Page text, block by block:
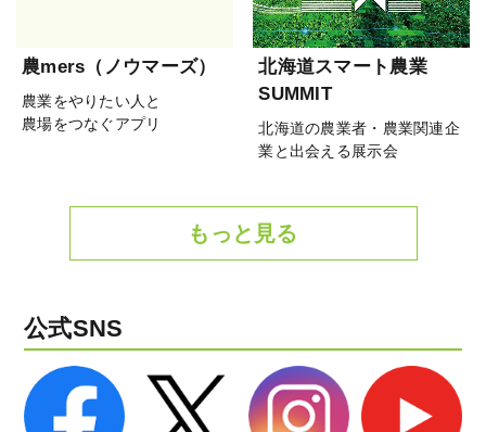
農mers（ノウマーズ）
農業をやりたい人と
農場をつなぐアプリ
北海道スマート農業
SUMMIT
北海道の農業者・農業関連企
業と出会える展示会
もっと見る
公式SNS